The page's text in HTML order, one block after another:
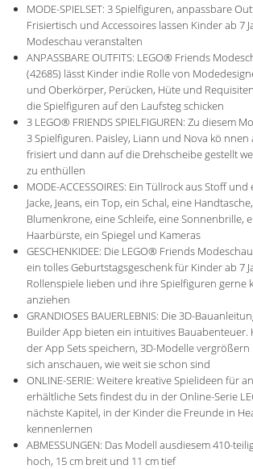
MODE-SPIELSET: 3 Spielfiguren, anpassbare
Frisiertisch und Accessoires lassen Kinder ab 7
Modeschau veranstalten
ANPASSBARE OUTFITS: LEGO® Friends
(42685) lässt Kinder indie Rolle von
und Oberkörper, Perücken, Hüte und
die Spielfiguren auf den Laufsteg schicken
3 LEGO® FRIENDS SPIELFIGUREN: Zu diesem
3 Spielfiguren. Paisley, Liann und Nova kö nnen
frisiert und dann auf die Drehscheibe gestellt
zu enthüllen
MODE-ACCESSOIRES: Ein Tüllrock aus Stoff
Jacke, Jeans, ein Top, ein Schal, eine
Blumenkrone, eine Schleife, eine Sonnenbrille,
Haarbürste, ein Spiegel und Kameras
GESCHENKIDEE: Die LEGO® Friends
ein tolles Geburtstagsgeschenk für Kinder ab 7
Rollenspiele lieben und ihre Spielfiguren gerne
anziehen
GRANDIOSES BAUERLEBNIS: Die 3D-
Builder App bieten ein intuitives Bauabenteuer.
der App Sets speichern, 3D-Modelle
sich anschauen, wie weit sie schon sind
ONLINE-SERIE: Weitere kreative Spielideen für
erhältliche Sets findest du in der Online-Serie
nächste Kapitel, in der Kinder die Freunde in
kennenlernen
ABMESSUNGEN: Das Modell ausdiesem 410-
hoch, 15 cm breit und 11 cm tief